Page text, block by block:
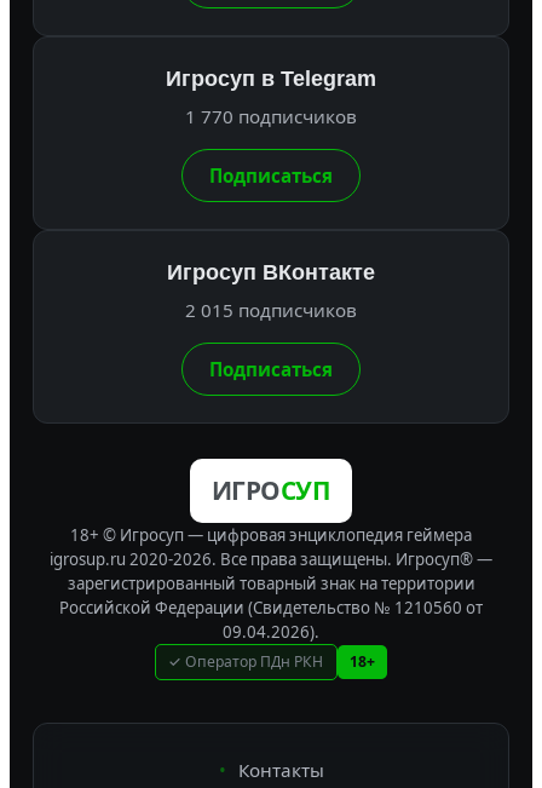
Игросуп в Telegram
1 770 подписчиков
Подписаться
Игросуп ВКонтакте
2 015 подписчиков
Подписаться
ИГРОСУП
18+ © Игросуп — цифровая энциклопедия геймера
igrosup.ru 2020-2026. Все права защищены. Игросуп® —
зарегистрированный товарный знак на территории
Российской Федерации (Свидетельство № 1210560 от
09.04.2026).
✓ Оператор ПДн РКН 18+
Контакты